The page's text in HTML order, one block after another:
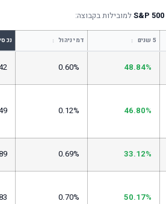
למובילות בקבוצה:
5 שנים ↕ דמי ניהול ↕
48.84%
0.60%
46.80%
0.12%
33.12%
0.69%
50.17%
0.70%